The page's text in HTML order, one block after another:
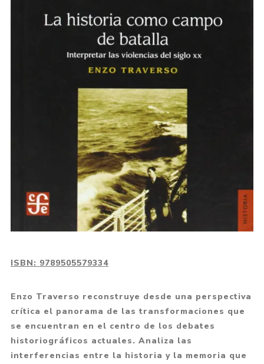
ISBN: 9789505579334
Enzo Traverso reconstruye desde una perspectiva
crítica el panorama de las transformaciones que
se encuentran en el centro de los debates
historiográficos actuales. Analiza las
interferencias entre la historia y la memoria que